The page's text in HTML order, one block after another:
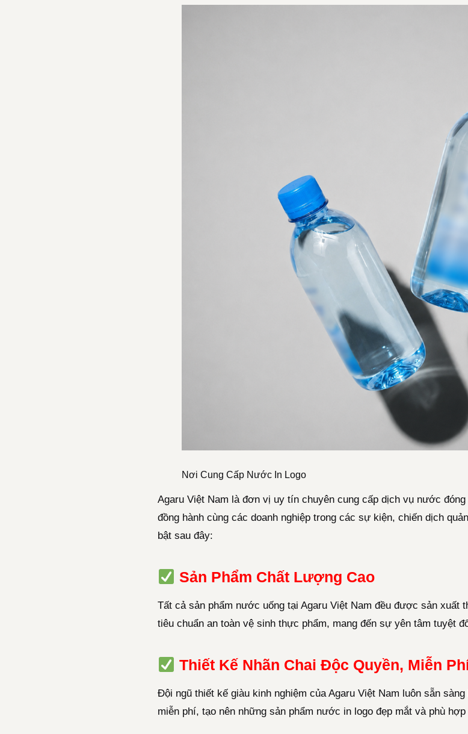
Nơi Cung Cấp Nước In Logo
Agaru Việt Nam là đơn vị uy tín chuyên cung cấp dịch vụ nước
đồng hành cùng các doanh nghiệp trong các sự kiện, chiến dịch
bật sau đây:
Sản Phẩm Chất Lượng Cao
Tất cả sản phẩm nước uống tại Agaru Việt Nam đều được sản xuất
tiêu chuẩn an toàn vệ sinh thực phẩm, mang đến sự yên tâm tuyệt
Thiết Kế Nhãn Chai Độc Quyền, Miễn
Đội ngũ thiết kế giàu kinh nghiệm của Agaru Việt Nam luôn sẵn
miễn phí, tạo nên những sản phẩm nước in logo đẹp mắt và phù